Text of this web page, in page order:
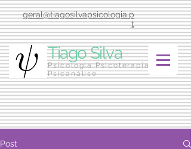
geral@tiagosilvapsicologia.p
t
Tiago Silva
Psicologia Psicoterapia
Psicanálise
Post